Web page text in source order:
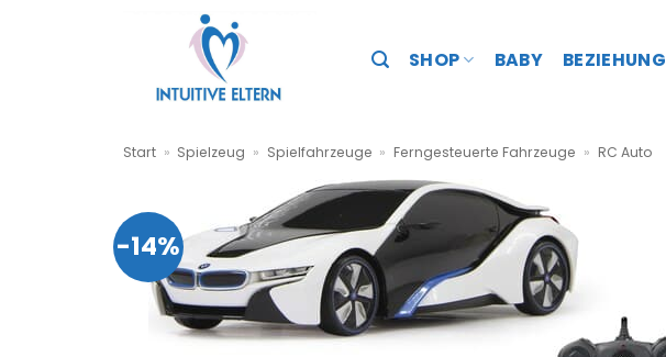
SHOP BABY BEZIEHUNG
Start » Spielzeug » Spielfahrzeuge » Ferngesteuerte Fahrzeuge » RC Auto
-14%